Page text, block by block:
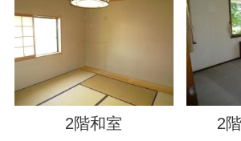
2階和室 2